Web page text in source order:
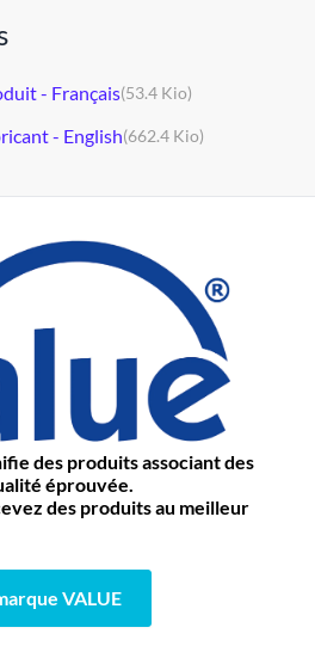
- Français(53.4 Kio)
- English(662.4 Kio)
des produits associant des
éprouvée.
des produits au meilleur
VALUE